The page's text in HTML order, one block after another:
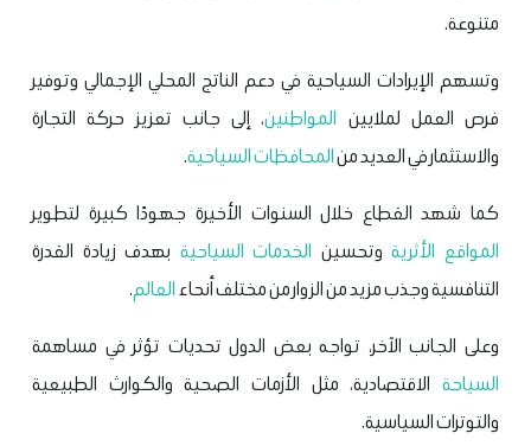
متنوعة.
وتسهم الإيرادات السياحية في دعم الناتج المحلي الإجمالي وتوفير
فرص العمل لملايين المواطنين، إلى جانب تعزيز حركة التجارة
والاستثمار في العديد منالمحافظات السياحية.
كما شهد القطاع خلال السنوات الأخيرة جهودًا كبيرة لتطوير
المواقع الأثريةوتحسين الخدمات السياحية بهدف زيادة القدرة
التنافسية وجذب مزيد من الزوار من مختلف أنحاءالعالم.
وعلى الجانب الآخر، تواجه بعض الدول تحديات تؤثر في مساهمة
السياحة الاقتصادية، مثل الأزمات الصحية والكوارث الطبيعية
والتوترات السياسية.